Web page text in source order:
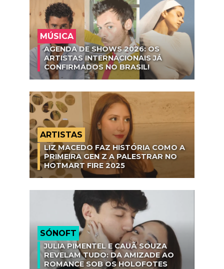
MÚSICA
AGENDA DE SHOWS 2026: OS
ARTISTAS INTERNACIONAIS JÁ
CONFIRMADOS NO BRASIL!
ARTISTAS
LIZ MACEDO FAZ HISTÓRIA COMO A
PRIMEIRA GEN Z A PALESTRAR NO
HOTMART FIRE 2025
SÓNOFT
JULIA PIMENTEL E CAUÃ SOUZA
REVELAM TUDO: DA AMIZADE AO
ROMANCE SOB OS HOLOFOTES